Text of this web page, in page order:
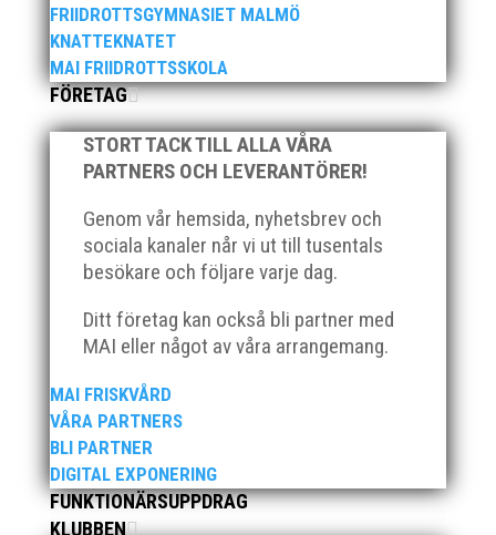
FRIIDROTTSGYMNASIET MALMÖ
KNATTEKNATET
MAI FRIIDROTTSSKOLA
FÖRETAG
STORT TACK TILL ALLA VÅRA
PARTNERS OCH LEVERANTÖRER!
Genom vår hemsida, nyhetsbrev och
sociala kanaler når vi ut till tusentals
besökare och följare varje dag.
Ditt företag kan också bli partner med
MAI eller något av våra arrangemang.
MAI FRISKVÅRD
VÅRA PARTNERS
BLI PARTNER
DIGITAL EXPONERING
FUNKTIONÄRSUPPDRAG
KLUBBEN
Sveriges sprinterdrottning Julia Henriksson har valt
att fortsättningsvis tävla för MAI. – Det kan ge mig
som jag inte haft möjlighet till i Helsingborg. Jag får
bättre förutsättningar i Malmö. Det är en större...
MAI hälsar välkommen till Pepparkaksspelen i
Atleticum, Malmö, 10-11 december 2022
För mer info och anmälan, klicka här!